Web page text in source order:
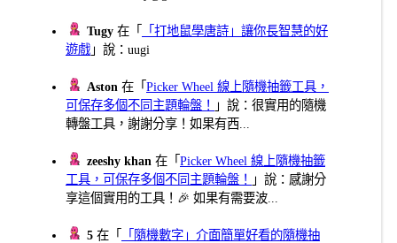
Tugy 在「
「打地鼠學唐詩」讓你長智慧的好
遊戲 」說：uugi
Aston 在「Picker Wheel 線上隨機抽籤工具，
可保存多個不同主題輪盤！
」說：很實用的隨機
轉盤工具，謝謝分享！如果有西...
zeeshy khan 在「Picker Wheel 線上隨機抽籤
工具，可保存多個不同主題輪盤！
」說：感謝分
享這個實用的工具！🎉 如果有需要波...
5 在「
「隨機數字」介面簡單好看的隨機抽